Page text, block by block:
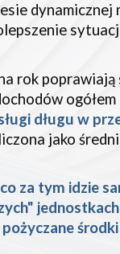
rok
ogółem
długu w
jako
za tym idzie